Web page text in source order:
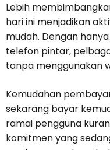
Lebih
hari ini menjadikan
mudah. Dengan
telefon pintar,
tanpa menggunakan
Kemudahan
sekarang bayar
ramai pengguna
komitmen yang